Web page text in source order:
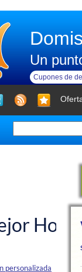
Un
Cupones de